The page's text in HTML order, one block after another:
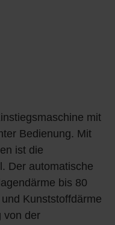
mit
Bedienung. Mit
ist die
Der automatische
bis 80
Kunststoffdärme
von der